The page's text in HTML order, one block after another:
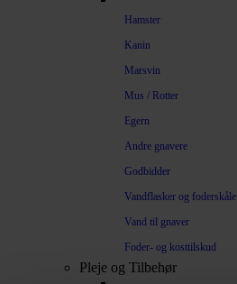
Hamster
Kanin
Marsvin
Mus / Rotter
Egern
Andre gnavere
Godbidder
Vandflasker og foderskåle
Vand til gnaver
Foder- og kosttilskud
Pleje og Tilbehør